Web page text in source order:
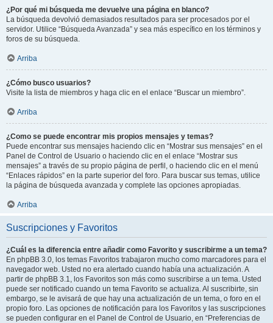
¿Por qué mi búsqueda me devuelve una página en blanco?
La búsqueda devolvió demasiados resultados para ser procesados por el
servidor. Utilice “Búsqueda Avanzada” y sea más específico en los términos y
foros de su búsqueda.
Arriba
¿Cómo busco usuarios?
Visite la lista de miembros y haga clic en el enlace “Buscar un miembro”.
Arriba
¿Como se puede encontrar mis propios mensajes y temas?
Puede encontrar sus mensajes haciendo clic en “Mostrar sus mensajes” en el
Panel de Control de Usuario o haciendo clic en el enlace “Mostrar sus
mensajes” a través de su propio página de perfil, o haciendo clic en el menú
“Enlaces rápidos” en la parte superior del foro. Para buscar sus temas, utilice
la página de búsqueda avanzada y complete las opciones apropiadas.
Arriba
Suscripciones y Favoritos
¿Cuál es la diferencia entre añadir como Favorito y suscribirme a un tema?
En phpBB 3.0, los temas Favoritos trabajaron mucho como marcadores para el
navegador web. Usted no era alertado cuando había una actualización. A
partir de phpBB 3.1, los Favoritos son más como suscribirse a un tema. Usted
puede ser notificado cuando un tema Favorito se actualiza. Al suscribirte, sin
embargo, se le avisará de que hay una actualización de un tema, o foro en el
propio foro. Las opciones de notificación para los Favoritos y las suscripciones
se pueden configurar en el Panel de Control de Usuario, en “Preferencias de